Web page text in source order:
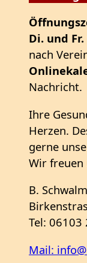
Di. und
nach
Nachricht.
Ihre
Herzen.
gerne
Wir freuen
B. Schwalm
Tel: 06103
Mail: